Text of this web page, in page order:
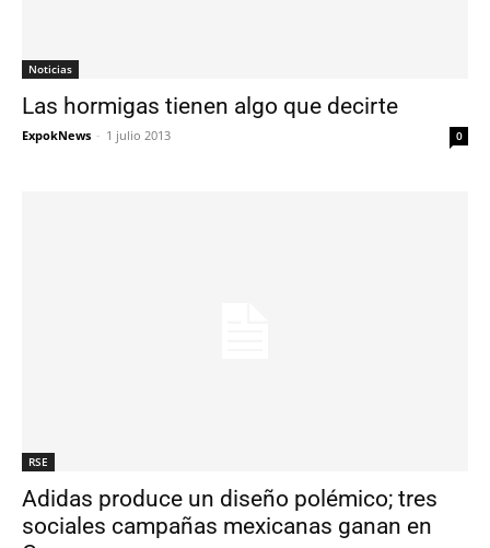
Noticias
Las hormigas tienen algo que decirte
ExpokNews - 1 julio 2013 0
RSE
Adidas produce un diseño polémico; tres
sociales campañas mexicanas ganan en